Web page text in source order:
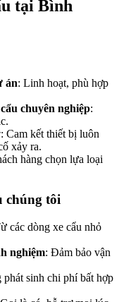
tại Bình
án: Linh hoạt, phù hợp
chuyên nghiệp:
: Cam kết thiết bị luôn
xảy ra.
hàng chọn lựa loại
chúng tôi
các dòng xe cẩu nhỏ
nghiệm: Đảm bảo vận
phát sinh chi phí bất hợp